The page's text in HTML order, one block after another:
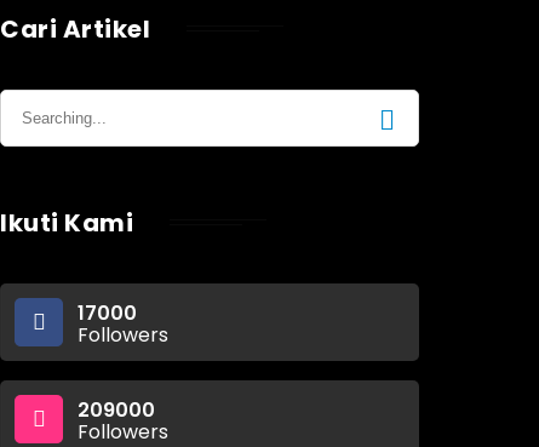
Cari Artikel
Ikuti Kami
17000
Followers
209000
Followers